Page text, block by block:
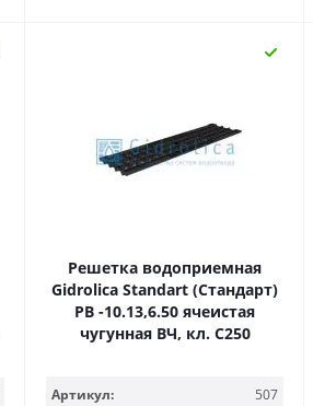
Решетка водоприемная
Gidrolica Standart (Стандарт)
РВ -10.13,6.50 ячеистая
чугунная ВЧ, кл. С250
Артикул:
507